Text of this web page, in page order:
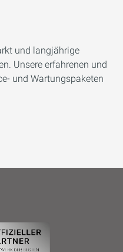
und langjährige
Unsere erfahrenen und
und Wartungspaketen